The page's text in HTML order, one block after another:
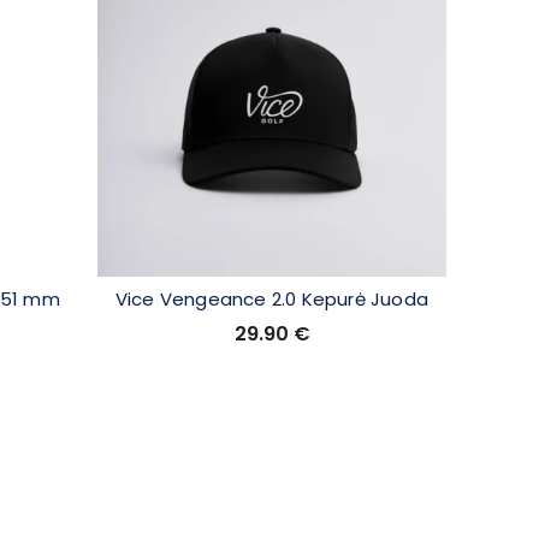
mm Vice Vengeance 2.0 Kepurė Juoda
29.90 €